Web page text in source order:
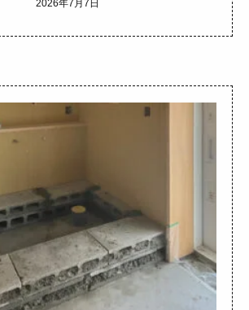
2026年7月7日